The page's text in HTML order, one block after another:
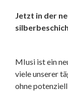
Jetzt in der
MIusi ist ein
viele unserer
ohne